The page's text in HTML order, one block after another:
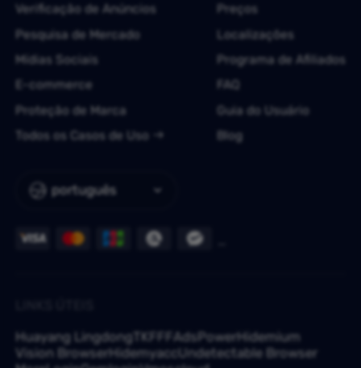
português
Verificação de Anúncios
Pesquisa de Mercado
Mídias Sociais
E-commerce
Proteção de Marca
Todos os Casos de Uso
Preços
Localizações
Programa de Afiliados
FAQ
Guia do Usuário
Blog
Huayang Lingdong TKFFF AdsPowerHidemium
Vision BrowserHidemyaccUndetectable Browser